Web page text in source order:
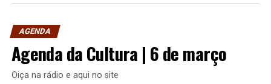
AGENDA
Agenda da Cultura | 6 de março
Oiça na rádio e aqui no site